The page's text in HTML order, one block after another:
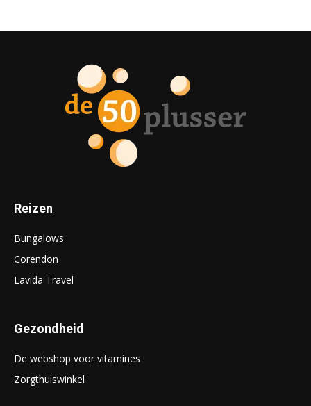
Reizen
Bungalows
Corendon
Lavida Travel
Gezondheid
De webshop voor vitamines
Zorgthuiswinkel